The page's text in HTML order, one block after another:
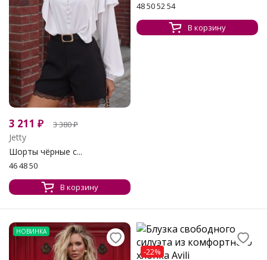
3 211 ₽ 3 380₽
Jetty
Шорты чёрные с...
46 48 50
В корзину
48 50 52 54
В корзину
НОВИНКА
-22%